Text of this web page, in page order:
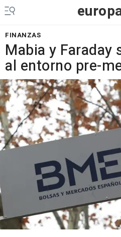
FINANZAS
Mabia y Faraday
al entorno pre-